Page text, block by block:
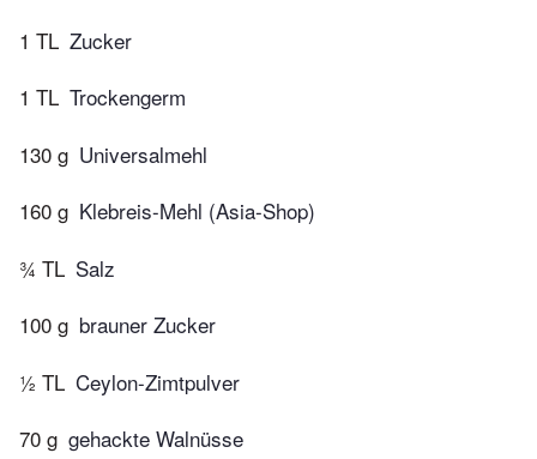
1 TL Zucker
1 TL Trockengerm
130 g Universalmehl
160 g Klebreis-Mehl (Asia-Shop)
¾ TL Salz
100 g brauner Zucker
½ TL Ceylon-Zimtpulver
70 g gehackte Walnüsse